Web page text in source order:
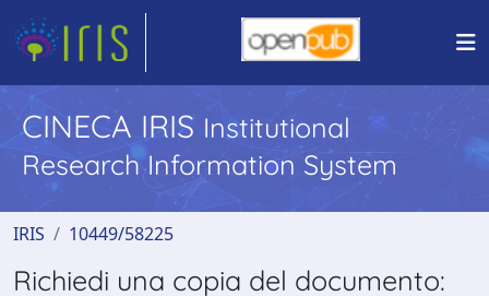
CINECA IRIS Institutional
Research Information System
IRIS 10449/58225
Richiedi una copia del documento: